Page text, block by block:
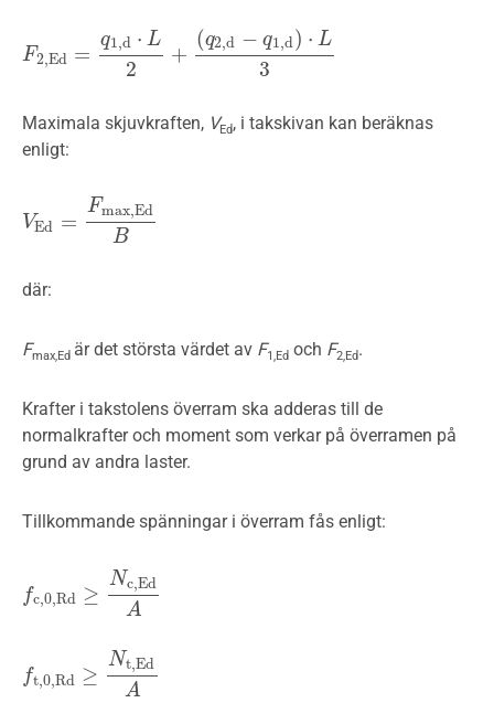
F2,Ed =
q1,d ⋅ L
2
+
(q2,d − q1,d) ⋅ L
3
F2, Ed= q1 d⋅L2+(q2 d− q1,d)⋅L3
Maximala skjuvkraften, VEd, i takskivan kan beräknas
enligt:
VEd =
Fmax,Ed
B
VEd =Fmax,EdB
där:
Fmax,Ed är det största värdet av F1,Ed och F2,Ed.
Krafter i takstolens överram ska adderas till de
normalkrafter och moment som verkar på överramen på
grund av andra laster.
Tillkommande spänningar i överram fås enligt:
fc,0,Rd ≥
Nc,Ed
A
fc, 0, Rd ≥Nc ,EdA
ft,0,Rd ≥
Nt,Ed
A
ft,0, Rd≥ Nt EdA